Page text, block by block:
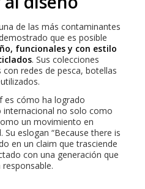
de las más contaminantes
que es posible
funcionales y con estilo
. Sus colecciones
redes de pesca, botellas
es cómo ha logrado
internacional no solo como
un movimiento en
eslogan “Because there is
en un claim que trasciende
con una generación que